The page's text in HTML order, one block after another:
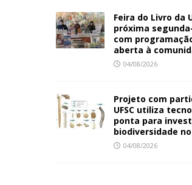
Feira do Livro da
próxima
com
aberta à
04/08/2026
Projeto com
UFSC utiliza
ponta para
biodiversidade
04/08/2026